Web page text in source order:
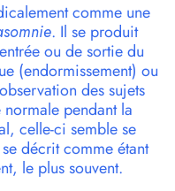
comme une
. Il se produit
ou de sortie du
(endormissement) ou
des sujets
pendant la
celle-ci semble se
décrit comme étant
le plus souvent.